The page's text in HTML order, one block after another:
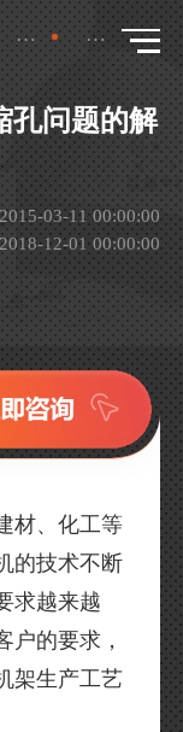
行业新闻 详情
孔问题的解
03-11 00:00:00
12-01 00:00:00
材、化工等
的技术不断
求越来越
户的要求，
架生产工艺